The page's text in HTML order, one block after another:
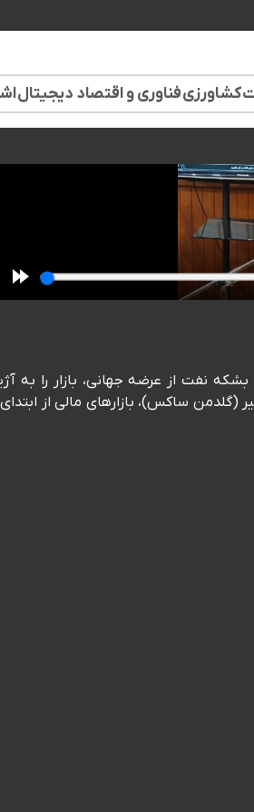
کشاورزیفناوری و اقتصاد دیجیتال
پژوهشگر اقتصاد بین‌الملل: 🗣️حذف حدود ۱۵.۶ میلیون بشکه نفت از عرضه
می‌شود با ددلاین‌های ۱۱ خرداد (جی‌پی مورگان)، اواخر خرداد و ۹ تیر (گلدمن ساکس)،